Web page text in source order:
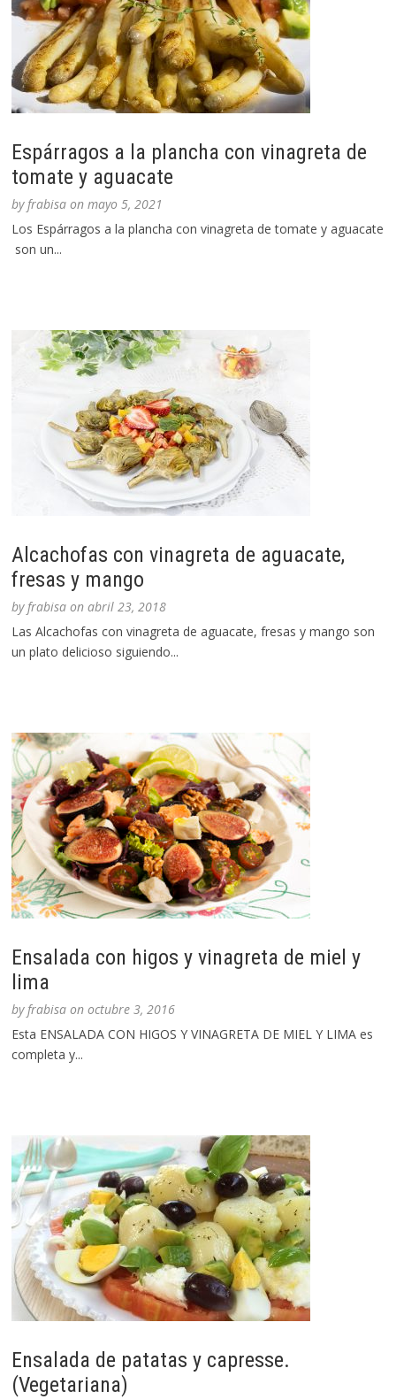
Espárragos a la plancha con vinagreta de
tomate y aguacate
byfrabisa onmayo 5, 2021
Los Espárragos a la plancha con vinagreta de tomate y aguacate
son un...
Alcachofas con vinagreta de aguacate,
fresas y mango
byfrabisa onabril 23, 2018
Las Alcachofas con vinagreta de aguacate, fresas y mango son
un plato delicioso siguiendo...
Ensalada con higos y vinagreta de miel y
lima
byfrabisa onoctubre 3, 2016
Esta ENSALADA CON HIGOS Y VINAGRETA DE MIEL Y LIMA es
completa y...
Ensalada de patatas y capresse.
(Vegetariana)